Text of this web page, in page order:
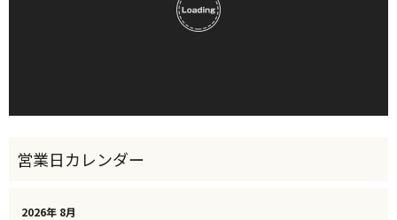
2026年 8月